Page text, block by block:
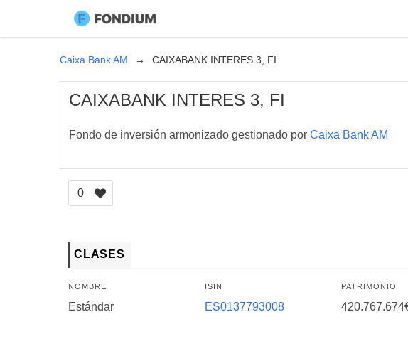
Caixa Bank AM CAIXABANK INTERES 3, FI
CAIXABANK INTERES 3, FI
Fondo de inversión armonizado gestionado por Caixa Bank AM
0
CLASES
NOMBRE
Estándar
ISIN
ES0137793008
PATRIMONIO